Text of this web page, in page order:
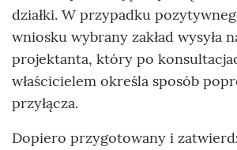
działki. W przypadku
wniosku wybrany zakład wysyła
projektanta, który po
właścicielem określa sposób
przyłącza.
Dopiero przygotowany i